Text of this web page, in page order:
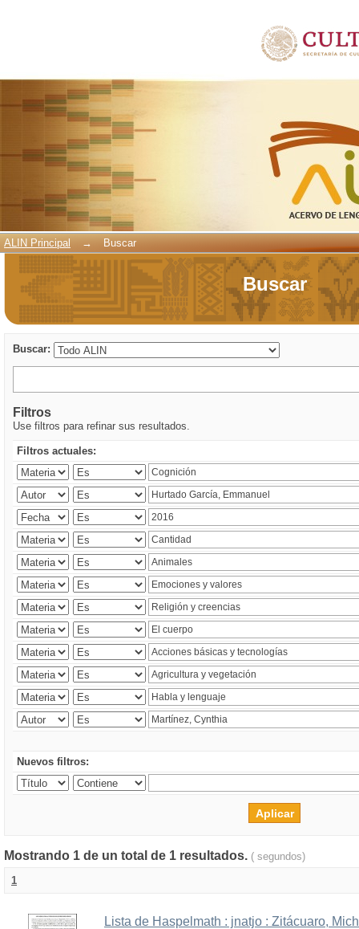
ALIN Principal → Buscar
Buscar
Buscar:
Filtros
Use filtros para refinar sus resultados.
Filtros actuales:
Nuevos filtros:
Mostrando 1 de un total de 1 resultados. ( segundos)
1
Lista de Haspelmath : jnatjo : Zitácuaro,